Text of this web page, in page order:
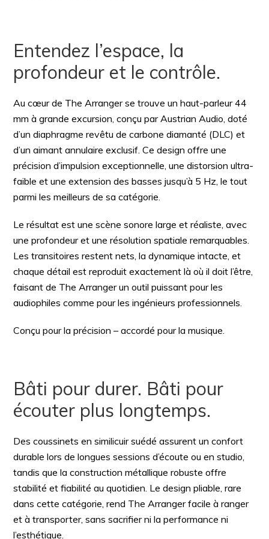
Entendez l’espace, la
profondeur et le contrôle.
Au cœur de The Arranger se trouve un haut-parleur 44
mm à grande excursion, conçu par Austrian Audio, doté
d’un diaphragme revêtu de carbone diamanté (DLC) et
d’un aimant annulaire exclusif. Ce design offre une
précision d’impulsion exceptionnelle, une distorsion ultra-
faible et une extension des basses jusqu’à 5 Hz, le tout
parmi les meilleurs de sa catégorie.
Le résultat est une scène sonore large et réaliste, avec
une profondeur et une résolution spatiale remarquables.
Les transitoires restent nets, la dynamique intacte, et
chaque détail est reproduit exactement là où il doit l’être,
faisant de The Arranger un outil puissant pour les
audiophiles comme pour les ingénieurs professionnels.
Conçu pour la précision – accordé pour la musique.
Bâti pour durer. Bâti pour
écouter plus longtemps.
Des coussinets en similicuir suédé assurent un confort
durable lors de longues sessions d’écoute ou en studio,
tandis que la construction métallique robuste offre
stabilité et fiabilité au quotidien. Le design pliable, rare
dans cette catégorie, rend The Arranger facile à ranger
et à transporter, sans sacrifier ni la performance ni
l’esthétique.